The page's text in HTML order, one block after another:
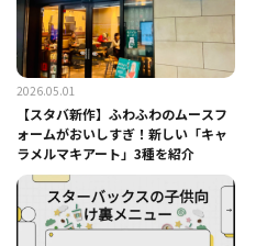
2026.05.01
【スタバ新作】ふわふわのムースフ
ォームがおいしすぎ！新しい「キャ
ラメルマキアート」3種を紹介